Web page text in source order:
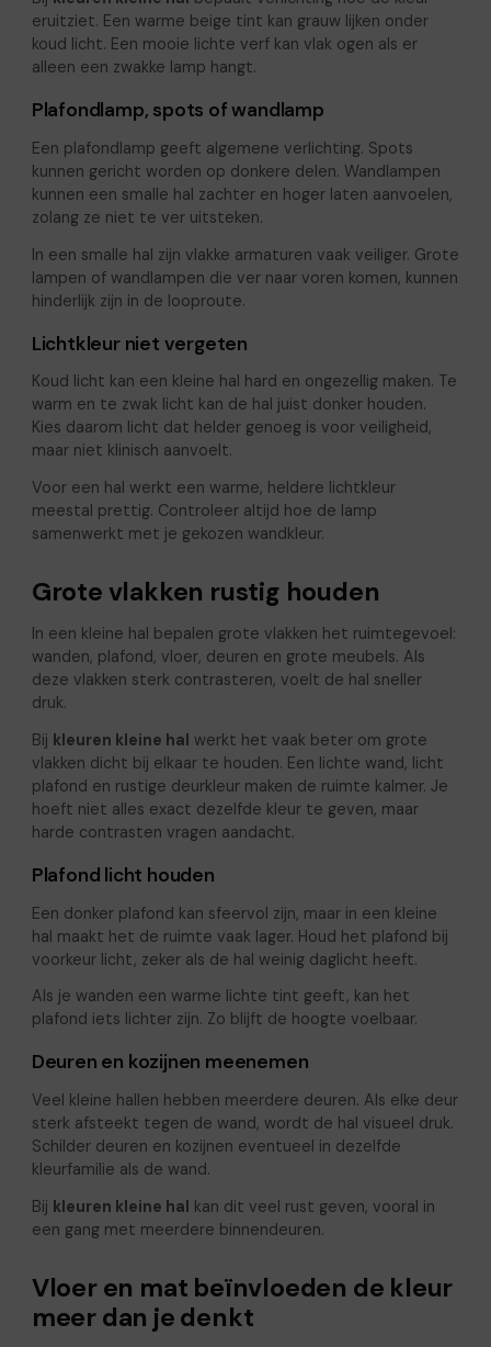
eruitziet. Een warme beige tint kan grauw lijken onder
koud licht. Een mooie lichte verf kan vlak ogen als er
alleen een zwakke lamp hangt.
Plafondlamp, spots of wandlamp
Een plafondlamp geeft algemene verlichting. Spots
kunnen gericht worden op donkere delen. Wandlampen
kunnen een smalle hal zachter en hoger laten aanvoelen,
zolang ze niet te ver uitsteken.
In een smalle hal zijn vlakke armaturen vaak veiliger. Grote
lampen of wandlampen die ver naar voren komen, kunnen
hinderlijk zijn in de looproute.
Lichtkleur niet vergeten
Koud licht kan een kleine hal hard en ongezellig maken. Te
warm en te zwak licht kan de hal juist donker houden.
Kies daarom licht dat helder genoeg is voor veiligheid,
maar niet klinisch aanvoelt.
Voor een hal werkt een warme, heldere lichtkleur
meestal prettig. Controleer altijd hoe de lamp
samenwerkt met je gekozen wandkleur.
Grote vlakken rustig houden
In een kleine hal bepalen grote vlakken het ruimtegevoel:
wanden, plafond, vloer, deuren en grote meubels. Als
deze vlakken sterk contrasteren, voelt de hal sneller
druk.
Bij kleuren kleine hal werkt het vaak beter om grote
vlakken dicht bij elkaar te houden. Een lichte wand, licht
plafond en rustige deurkleur maken de ruimte kalmer. Je
hoeft niet alles exact dezelfde kleur te geven, maar
harde contrasten vragen aandacht.
Plafond licht houden
Een donker plafond kan sfeervol zijn, maar in een kleine
hal maakt het de ruimte vaak lager. Houd het plafond bij
voorkeur licht, zeker als de hal weinig daglicht heeft.
Als je wanden een warme lichte tint geeft, kan het
plafond iets lichter zijn. Zo blijft de hoogte voelbaar.
Deuren en kozijnen meenemen
Veel kleine hallen hebben meerdere deuren. Als elke deur
sterk afsteekt tegen de wand, wordt de hal visueel druk.
Schilder deuren en kozijnen eventueel in dezelfde
kleurfamilie als de wand.
Bij kleuren kleine hal kan dit veel rust geven, vooral in
een gang met meerdere binnendeuren.
Vloer en mat beïnvloeden de kleur
meer dan je denkt